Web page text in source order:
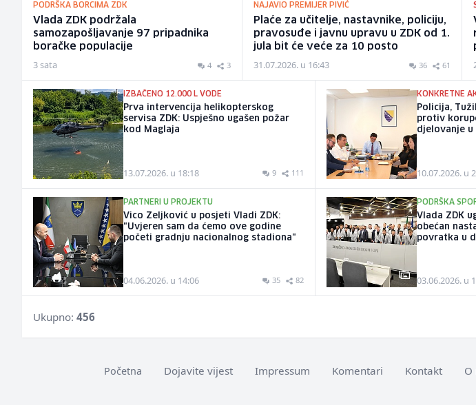
PODRŠKA BORCIMA ZDK
Vlada ZDK podržala
samozapošljavanje 97 pripadnika
boračke populacije
3 sata 4 3
NAJAVIO PREMIJER PIVIĆ
Plaće za učitelje, nastavnike, policiju,
pravosuđe i javnu upravu u ZDK od 1.
jula bit će veće za 10 posto
31.07.2026. u 16:43 36 61
IZBAČENO 12.000 L VODE
Prva intervencija helikopterskog
servisa ZDK: Uspješno ugašen požar
kod Maglaja
13.07.2026. u 18:18 9 111
KONKRETNE
Policija,
protiv
djelovanje u
10.07.2026. u
PARTNERI U PROJEKTU
Vico Zeljković u posjeti Vladi ZDK:
"Uvjeren sam da ćemo ove godine
početi gradnju nacionalnog stadiona"
04.06.2026. u 14:06 35 82
PODRŠKA
Vlada ZDK
obećan
povratka u
03.06.2026. u
Ukupno: 456
Početna Dojavite vijest Impressum Komentari Kontakt O